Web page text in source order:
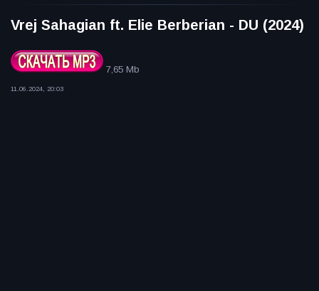
Vrej Sahagian ft. Elie Berberian - DU (2024)
7,65 Mb
11.06.2024, 20:03